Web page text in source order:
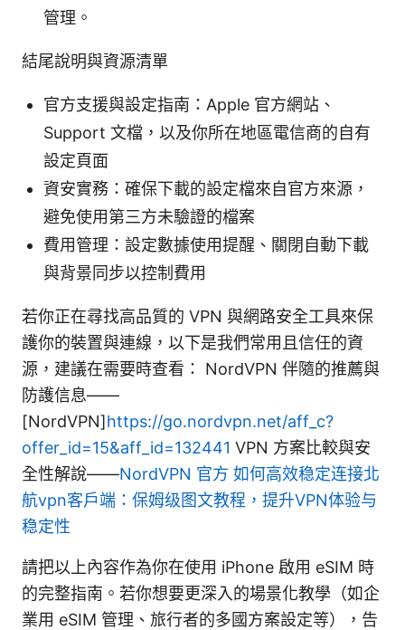
管理。
結尾說明與資源清單
官方支援與設定指南：Apple 官方網站、
Support 文檔，以及你所在地區電信商的自有
設定頁面
資安實務：確保下載的設定檔來自官方來源，
避免使用第三方未驗證的檔案
費用管理：設定數據使用提醒、關閉自動下載
與背景同步以控制費用
若你正在尋找高品質的 VPN 與網路安全工具來保
護你的裝置與連線，以下是我們常用且信任的資
源，建議在需要時查看： NordVPN 伴隨的推薦與
防護信息——
[NordVPN]https://go.nordvpn.net/aff_c?
offer_id=15&aff_id=132441 VPN 方案比較與安
全性解說——NordVPN 官方 如何高效稳定连接北
航vpn客户端：保姆级图文教程，提升VPN体验与
稳定性
請把以上內容作為你在使用 iPhone 啟用 eSIM 時
的完整指南。若你想要更深入的場景化教學（如企
業用 eSIM 管理、旅行者的多國方案設定等），告